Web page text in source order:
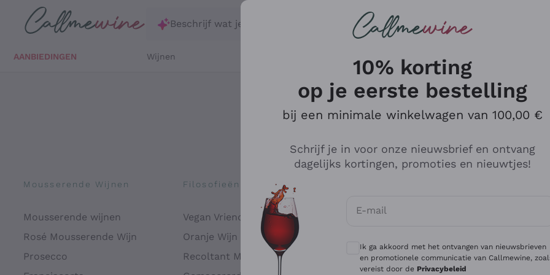
Ga direct naar de hoofdinhoud
Beschrijf wat je zoekt
AANBIEDINGEN Wijnen
Mousserende Wijnen
Mousserende wijnen
Rosé Mousserende Wijn
Prosecco
Filosofieën
Vegan Vriendelijk
Oranje Wijn
Recoltant Manipulant
Antinori
Ca' del Bosco
Gavi
10% korting
op je eerste bestelling
bij een minimale winkelwagen van 100,00 €
Schrijf je in voor onze nieuwsbrief en ontvang
dagelijks kortingen, promoties en nieuwtjes!
E-mail
Optionele toestemmingen om
Ik ga akkoord met het ontvangen van nieuwsbrieven
en promotionele communicatie van Callmewine,
vereist door de Privacybeleid